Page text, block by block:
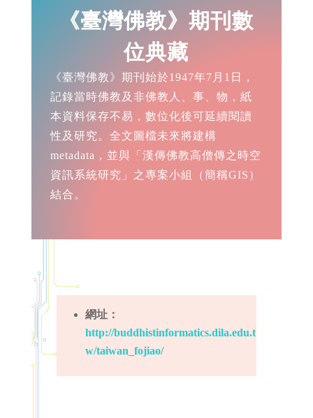
《臺灣佛教》期刊數
位典藏
《臺灣佛教》期刊始於1947年7月1日，
記錄當時佛教及非佛教人、事、物，紙
本資料保存不易，數位化後可延續閱讀
性及研究。全文圖檔未來將建構
metadata，並與「漢傳佛教高僧傳之時空
資訊系統研究」之專案小組（簡稱GIS）
結合。
網址：
http://buddhistinformatics.dila.edu.t
w/taiwan_fojiao/